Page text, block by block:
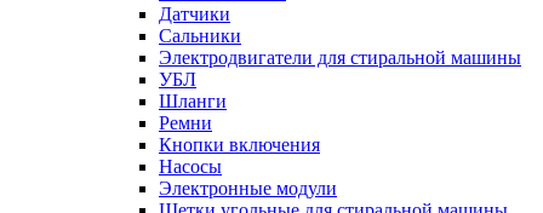
Датчики
Сальники
Электродвигатели для стиральной машины
УБЛ
Шланги
Ремни
Кнопки включения
Насосы
Электронные модули